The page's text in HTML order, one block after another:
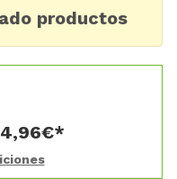
productos
4,96€*